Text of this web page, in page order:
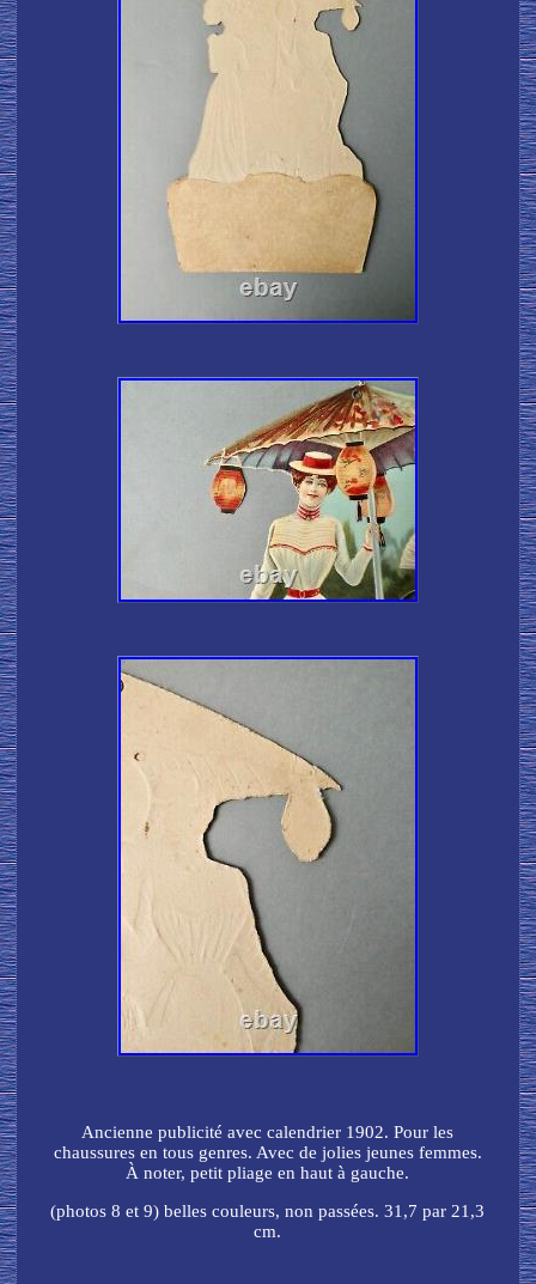
Ancienne publicité avec calendrier 1902. Pour les
chaussures en tous genres. Avec de jolies jeunes femmes.
À noter, petit pliage en haut à gauche.
(photos 8 et 9) belles couleurs, non passées. 31,7 par 21,3
cm.